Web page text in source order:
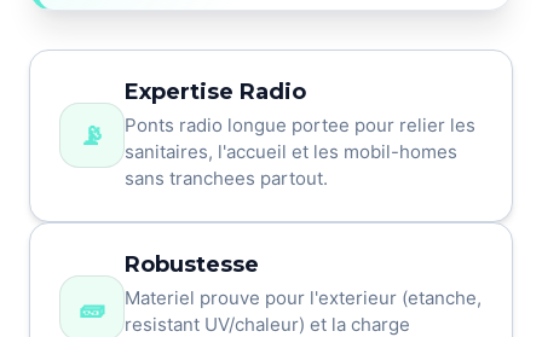
📡
Expertise Radio
Ponts radio longue portee pour relier les
sanitaires, l'accueil et les mobil-homes
sans tranchees partout.
🧱
Robustesse
Materiel prouve pour l'exterieur (etanche,
resistant UV/chaleur) et la charge